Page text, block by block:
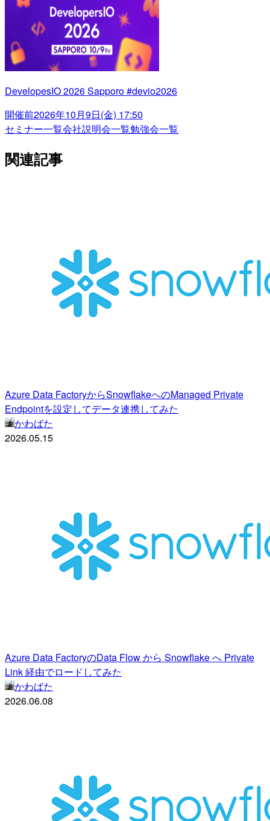
DevelopesIO 2026 Sapporo #devio2026
開催前2026年10月9日(金) 17:50
セミナー一覧会社説明会一覧勉強会一覧
関連記事
Azure Data FactoryからSnowflakeへのManaged Private
Endpointを設定してデータ連携してみた
かわばた
2026.05.15
Azure Data FactoryのData Flow から Snowflake へ Private
Link 経由でロードしてみた
かわばた
2026.06.08